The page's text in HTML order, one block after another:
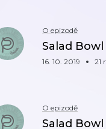
O epizodě
Salad
16. 10. 2019 21
O epizodě
Salad